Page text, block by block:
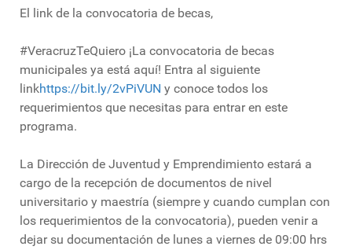
El link de la convocatoria de becas,
#VeracruzTeQuiero ¡La convocatoria de becas
municipales ya está aquí! Entra al siguiente
linkhttps://bit.ly/2vPiVUN y conoce todos los
requerimientos que necesitas para entrar en este
programa.
La Dirección de Juventud y Emprendimiento estará a
cargo de la recepción de documentos de nivel
universitario y maestría (siempre y cuando cumplan con
los requerimientos de la convocatoria), pueden venir a
dejar su documentación de lunes a viernes de 09:00 hrs